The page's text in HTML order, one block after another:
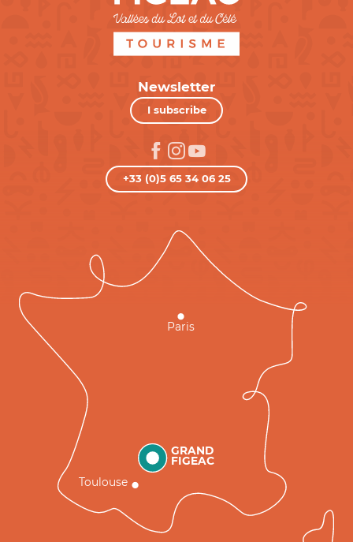
Newsletter
I subscribe
+33 (0)5 65 34 06 25
GRAND
FIGEAC
Toulouse
Paris